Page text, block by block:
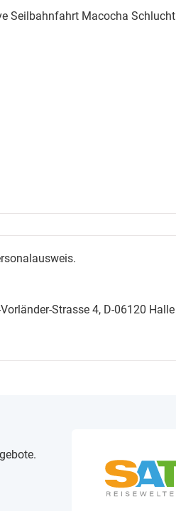
Seilbahnfahrt Macocha Schlucht
Strasse 4, D-06120 Halle